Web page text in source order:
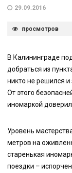
29.09.2016
просмотров
В Калининграде
добраться из
никто не решился и
От этого
иномаркой
Уровень
метров на
старенькая
поездки –